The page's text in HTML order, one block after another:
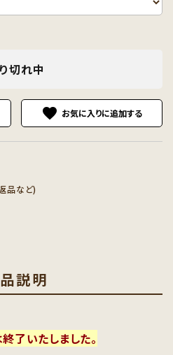
切れ中
favorite
品など)
説明
了いたしました。